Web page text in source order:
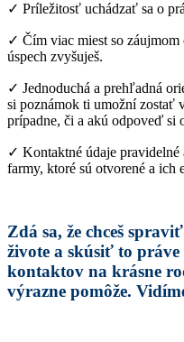
✓ Príležitosť uchádzať sa o
✓ Čím viac miest so záujmom
úspech zvyšuješ.
✓ Jednoduchá a prehľadná
si poznámok ti umožní zostať
prípadne, či a akú odpoveď si
✓ Kontaktné údaje
farmy, ktoré sú otvorené a ich
Zdá sa, že chceš
živote a skúsiť to
kontaktov na krásne
výrazne pomôže.